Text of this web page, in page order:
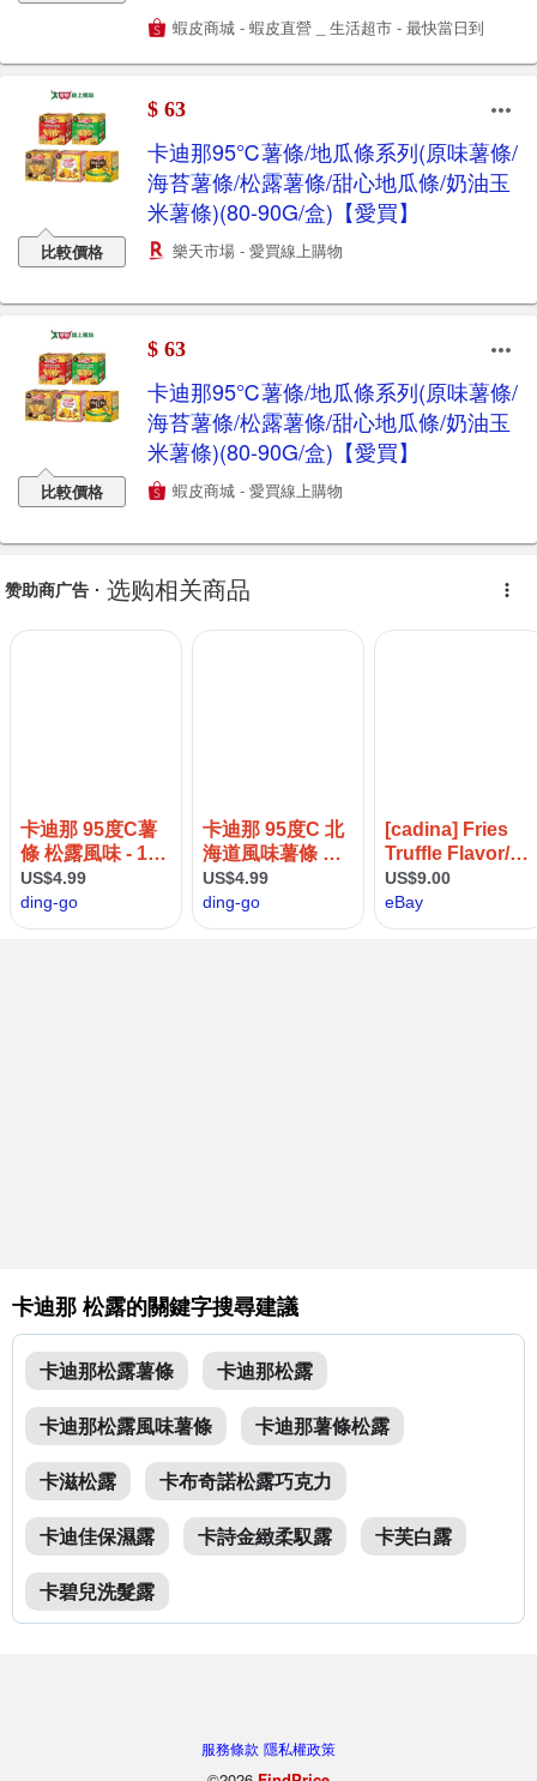
蝦皮商城 - 蝦皮直營 _ 生活超市 - 最快當日到
比較價格
$ 63
卡迪那95℃薯條/地瓜條系列(原味薯條/
海苔薯條/松露薯條/甜心地瓜條/奶油玉
米薯條)(80-90G/盒)【愛買】
樂天市場 - 愛買線上購物
比較價格
$ 63
卡迪那95℃薯條/地瓜條系列(原味薯條/
海苔薯條/松露薯條/甜心地瓜條/奶油玉
米薯條)(80-90G/盒)【愛買】
蝦皮商城 - 愛買線上購物
卡迪那 松露的關鍵字搜尋建議
卡迪那松露薯條
卡迪那松露
卡迪那松露風味薯條
卡迪那薯條松露
卡滋松露
卡布奇諾松露巧克力
卡迪佳保濕露
卡詩金緻柔馭露
卡芙白露
卡碧兒洗髮露
服務條款 隱私權政策